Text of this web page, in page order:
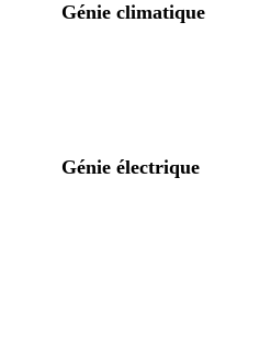
Génie climatique
Génie électrique